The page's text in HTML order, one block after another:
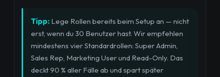
Tipp: Lege Rollen bereits beim Setup an — nicht
erst, wenn du 30 Benutzer hast. Wir empfehlen
mindestens vier Standardrollen: Super Admin,
Sales Rep, Marketing User und Read-Only. Das
deckt 90 % aller Fälle ab und spart später